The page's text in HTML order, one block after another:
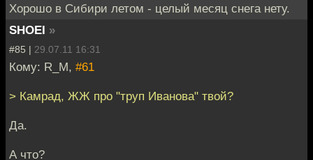
Хорошо в Сибири летом - целый месяц снега нету.
SHOEI »
#85 | 29.07.11 16:31
Кому: R_M, #61
> Камрад, ЖЖ про "труп Иванова" твой?
Да.
А что?